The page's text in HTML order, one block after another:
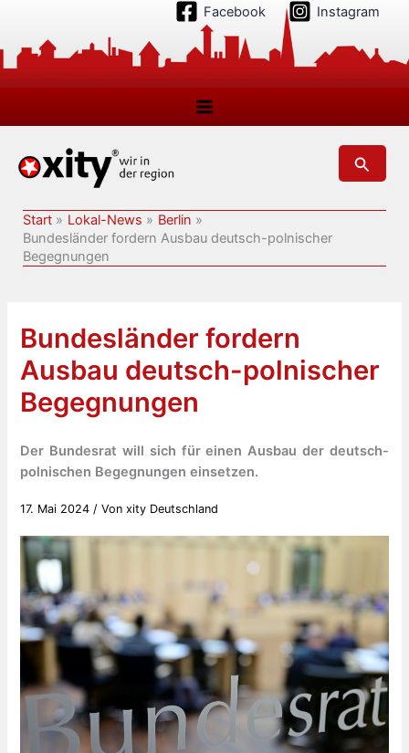
springen
Facebook Instagram
Suchen
Start Lokal-News
Berlin
Bundesländer fordern Ausbau deutsch-polnischer
Begegnungen
Bundesländer fordern
Ausbau deutsch-polnischer
Begegnungen
Der Bundesrat will sich für einen Ausbau der deutsch-
polnischen Begegnungen einsetzen.
17. Mai 2024 / Vonxity Deutschland